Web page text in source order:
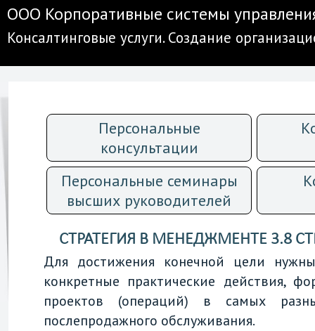
ООО Корпоративные системы
Консалтинговые услуги. Создание
Персональные
консультации
Персональные семинары
высших руководителей
СТРАТЕГИЯ В МЕНЕДЖМЕНТЕ 3.8
Для достижения конечной цели
конкретные практические действия,
проектов (операций) в самых
послепродажного обслуживания.